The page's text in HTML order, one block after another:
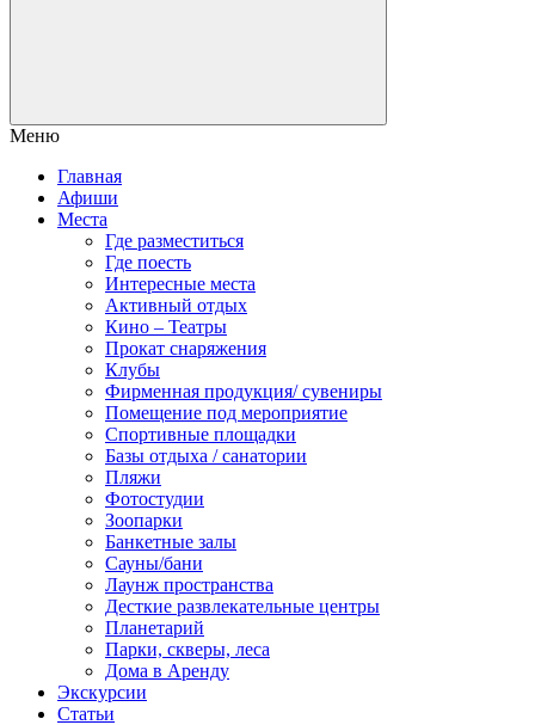
Меню
Главная
Афиши
Места
Где разместиться
Где поесть
Интересные места
Активный отдых
Кино – Театры
Прокат снаряжения
Клубы
Фирменная продукция/ сувениры
Помещение под мероприятие
Спортивные площадки
Базы отдыха / санатории
Пляжи
Фотостудии
Зоопарки
Банкетные залы
Сауны/бани
Лаунж пространства
Десткие развлекательные центры
Планетарий
Парки, скверы, леса
Дома в Аренду
Экскурсии
Статьи